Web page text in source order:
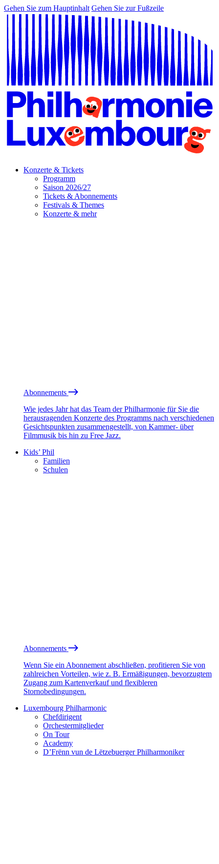
Gehen Sie zum Hauptinhalt Gehen Sie zur Fußzeile
Konzerte & Tickets
Programm
Saison 2026/27
Tickets & Abonnements
Festivals & Themes
Konzerte & mehr
Abonnements
Wie jedes Jahr hat das Team der Philharmonie für Sie die
herausragenden Konzerte des Programms nach verschiedenen
Gesichtspunkten zusammengestellt, von Kammer- über
Filmmusik bis hin zu Free Jazz.
Kids’ Phil
Familien
Schulen
Abonnements
Wenn Sie ein Abonnement abschließen, profitieren Sie von
zahlreichen Vorteilen, wie z. B. Ermäßigungen, bevorzugtem
Zugang zum Kartenverkauf und flexibleren
Stornobedingungen.
Luxembourg Philharmonic
Chefdirigent
Orchestermitglieder
On Tour
Academy
D’Frënn vun de Lëtzebuerger Philharmoniker